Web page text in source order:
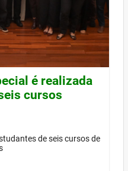
é realizada
cursos
de seis cursos de